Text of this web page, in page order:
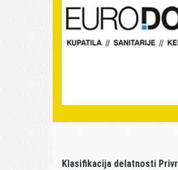
Klasifikacija delatnosti